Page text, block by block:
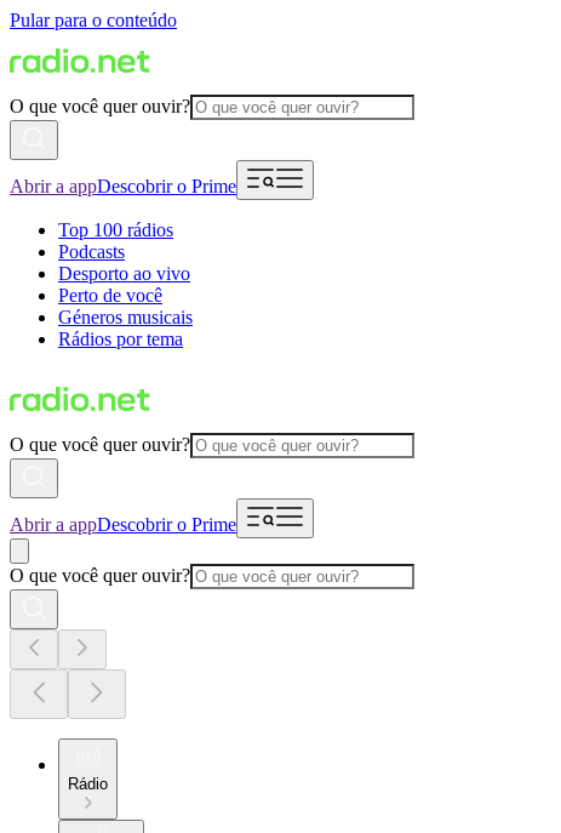
Pular para o conteúdo
O que você quer ouvir?
Abrir a appDescobrir o Prime
Top 100 rádios
Podcasts
Desporto ao vivo
Perto de você
Géneros musicais
Rádios por tema
O que você quer ouvir?
Abrir a appDescobrir o Prime
O que você quer ouvir?
Rádio